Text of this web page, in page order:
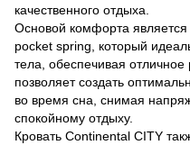
качественного отдыха.
Основой комфорта
pocket spring, который
тела, обеспечивая
позволяет создать
во время сна, снимая
спокойному отдыху.
Кровать Continental CITY